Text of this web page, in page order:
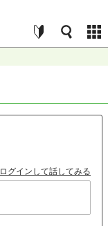
ログインして話してみる